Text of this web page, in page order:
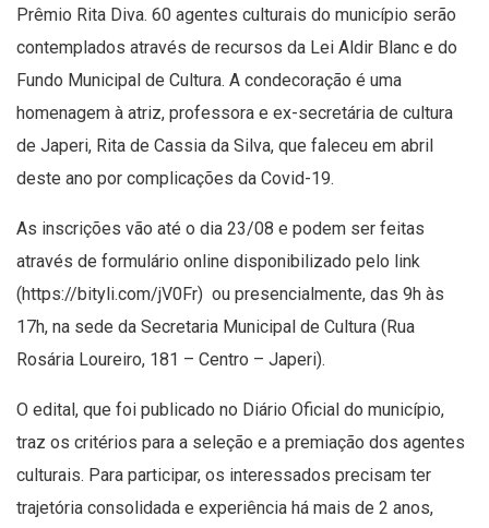
Prêmio Rita Diva. 60 agentes culturais do município serão
contemplados através de recursos da Lei Aldir Blanc e do
Fundo Municipal de Cultura. A condecoração é uma
homenagem à atriz, professora e ex-secretária de cultura
de Japeri, Rita de Cassia da Silva, que faleceu em abril
deste ano por complicações da Covid-19.
As inscrições vão até o dia 23/08 e podem ser feitas
através de formulário online disponibilizado pelo link
(https://bityli.com/jV0Fr) ou presencialmente, das 9h às
17h, na sede da Secretaria Municipal de Cultura (Rua
Rosária Loureiro, 181 – Centro – Japeri).
O edital, que foi publicado no Diário Oficial do município,
traz os critérios para a seleção e a premiação dos agentes
culturais. Para participar, os interessados precisam ter
trajetória consolidada e experiência há mais de 2 anos,